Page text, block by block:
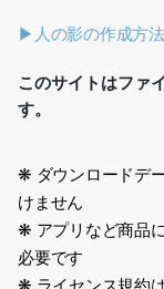
▶人の影の作成方法
このサイトはファ
す。
❋ ダウンロードデ
けません
❋ アプリなど商品
必要です